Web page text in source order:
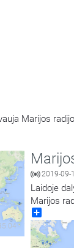
Marijos
2019-09-
Laidoje
Marijos